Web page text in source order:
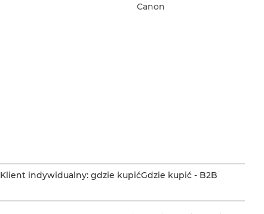
Canon
Klient indywidualny: gdzie kupićGdzie kupić - B2B